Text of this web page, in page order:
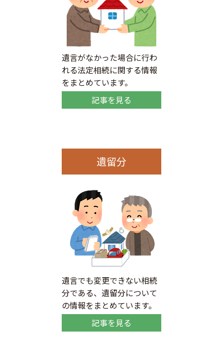
遺言がなかった場合に行わ
れる法定相続に関する情報
をまとめています。
記事を見る
遺留分
遺言でも変更できない相続
分である、遺留分について
の情報をまとめています。
記事を見る